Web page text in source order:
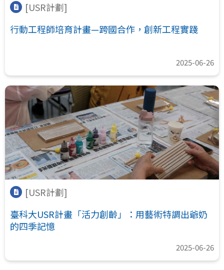
[USR計劃]
行動工程師培育計畫—跨國合作，創新工程實踐
2025-06-26
[USR計劃]
臺科大USR計畫「活力創齡」：用藝術特調出爺奶
的四季記憶
2025-06-26